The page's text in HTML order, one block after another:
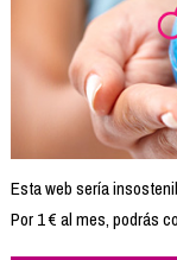
Esta web sería
Por 1 € al mes, podrás